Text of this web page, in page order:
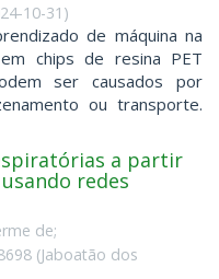
10-31 )
de máquina na
chips de resina PET
ser causados por
ou transporte.
a partir
redes
de;
(Jaboatão dos